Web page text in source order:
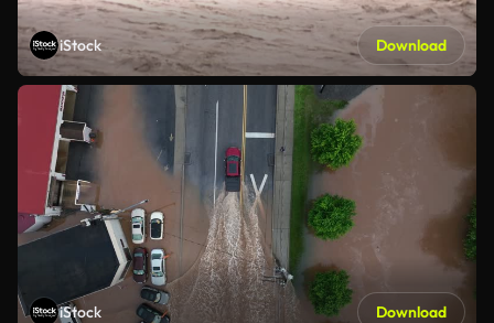
iStock Download
iStock Download